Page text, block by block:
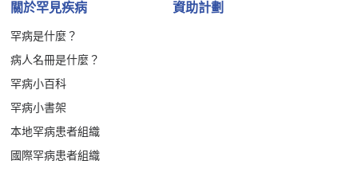
關於罕見疾病
罕病是什麼？
病人名冊是什麼？
罕病小百科
罕病小書架
本地罕病患者組織
國際罕病患者組織
資助計劃